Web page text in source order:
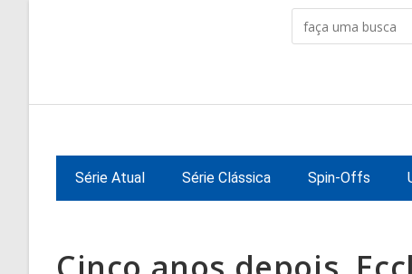
Série Atual Série Clássica Spin-Offs